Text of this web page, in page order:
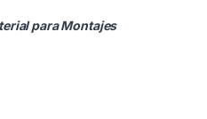
para Montajes